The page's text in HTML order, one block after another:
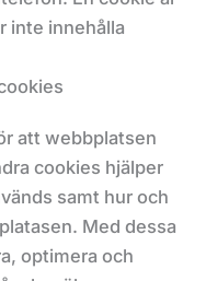
inte innehålla
att webbplatsen
cookies hjälper
samt hur och
Med dessa
optimera och